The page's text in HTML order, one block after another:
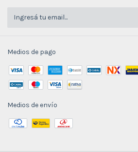
Medios de pago
Medios de envío